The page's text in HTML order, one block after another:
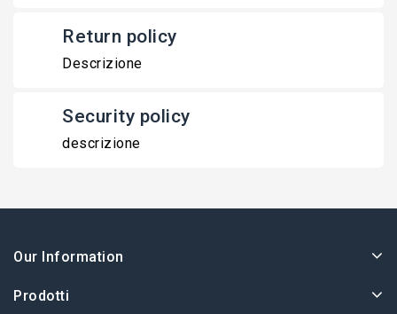
Return policy
Descrizione
Security policy
descrizione
Our Information
Prodotti